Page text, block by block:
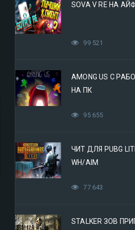
SOVA V RE НА
99 521
AMONG US С
НА ПК
95 655
ЧИТ ДЛЯ PUBG
WH/AIM
77 643
STALKER ЗОВ